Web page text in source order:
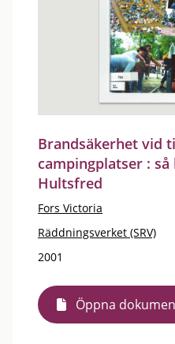
Brandsäkerhet vid
campingplatser :
Hultsfred
Fors Victoria
Räddningsverket (SRV)
2001
Öppna